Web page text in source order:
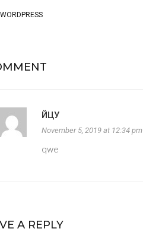
WORDPRESS
ЙЦУ
November 5, 2019 at 12:34 pm
qwe
A REPLY